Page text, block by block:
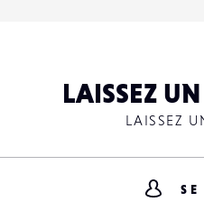
LAISSEZ
LAISSEZ